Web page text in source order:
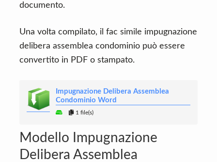
documento.
Una volta compilato, il fac simile impugnazione
delibera assemblea condominio può essere
convertito in PDF o stampato.
Impugnazione Delibera Assemblea
Condominio Word
1 file(s)
Modello Impugnazione
Delibera Assemblea